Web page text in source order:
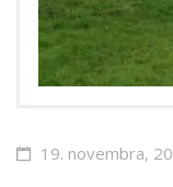
19. novembra,